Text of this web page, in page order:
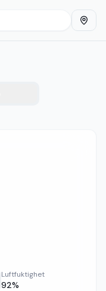
Luftfuktighet
92%